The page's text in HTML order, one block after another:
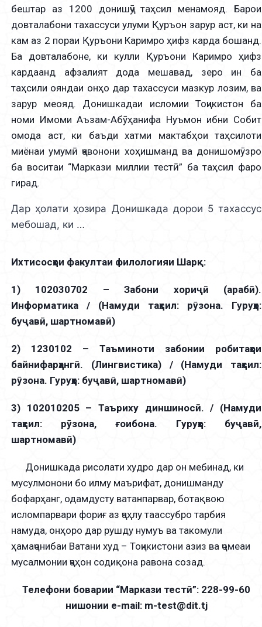
бештар аз 1200 донишҷӯ таҳсил менамояд. Барои
довталабони тахассуси улуми Қуръон зарур аст, ки на
кам аз 2 пораи Қуръони Каримро ҳифз карда бошанд.
Ба довталабоне, ки кулли Қуръони Каримро ҳифз
кардаанд афзалият дода мешавад, зеро ин ба
таҳсили ояндаи онҳо дар тахассуси мазкур лозим, ва
зарур меояд. Донишкадаи исломии Тоҷикистон ба
номи Имоми Аъзам-Абӯҳанифа Нуъмон ибни Собит
омода аст, ки баъди хатми мактабҳои таҳсилоти
миёнаи умумӣ ҷавонони хоҳишманд ва донишомӯзро
ба воситаи “Маркази миллии тестӣ” ба таҳсил фаро
гирад.
Дар ҳолати ҳозира Донишкада дорои 5 тахассус
мебошад, ки …
Ихтисосҳои факултаи филологияи Шарқ:
1) 102030702 – Забони хориҷӣ (арабӣ).
Информатика / (Намуди таҳсил: рӯзона. Гуруҳҳо:
буҷавӣ, шартномавӣ)
2) 1230102 – Таъминоти забонии робитаҳои
байнифарҳангӣ. (Лингвистика) / (Намуди таҳсил:
рӯзона. Гуруҳҳо: буҷавӣ, шартномавӣ)
3) 102010205 – Таъриху диншиносӣ. / (Намуди
таҳсил: рӯзона, ғоибона. Гуруҳҳо: буҷавӣ,
шартномавӣ)
Донишкада рисолати худро дар он мебинад, ки
мусулмонони бо илму маърифат, донишманду
бофарҳанг, одамдусту ватанпарвар, ботақвою
исломпарвари фориғ аз ҷаҳлу таассубро тарбия
намуда, онҳоро дар рушду нумуъ ва такомули
ҳамаҷонибаи Ватани худ – Тоҷикистони азиз ва ҷомеаи
мусалмонии ҷаҳон содиқона равона созад.
Телефони боварии “Маркази тестӣ”: 228-99-60
нишонии e-mail: m-test@dit.tj